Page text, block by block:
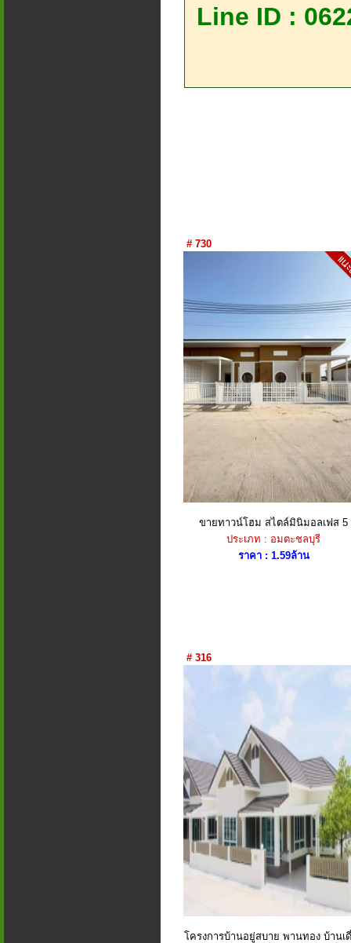
Line ID :
# 730
ขายทาวน์โฮม สไตล์มินิมอลเฟส 5
ประเภท : อมตะชลบุรี
ราคา : 1.59ล้าน
# 316
โครงการบ้านอยู่สบาย พานทอง บ้านเ